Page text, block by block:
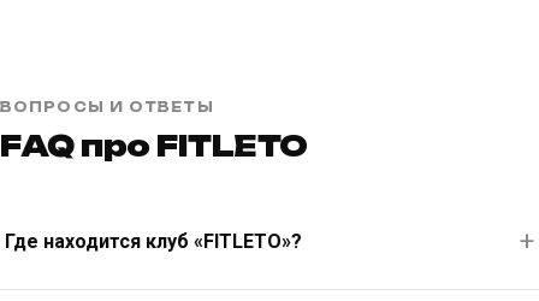
ВОПРОСЫ И ОТВЕТЫ
FAQ про FITLETO
Где находится клуб «FITLETO»?